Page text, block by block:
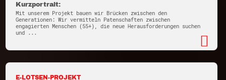
Kurzportrait:
Mit unserem Projekt bauen wir Brücken zwischen den
Generationen: Wir vermitteln Patenschaften zwischen
engagierten Menschen (55+), die neue Herausforderungen suchen
und ...
E-LOTSEN-PROJEKT